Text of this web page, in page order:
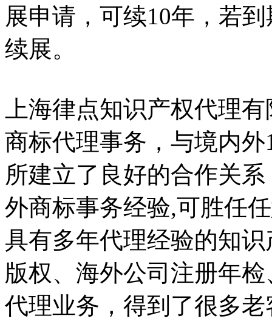
展申请，可续10年，若
续展。
上海律点知识产权代理
商标代理事务，与境内外
所建立了良好的合作关
外商标事务经验,可胜任
具有多年代理经验的知
版权、海外公司注册年
代理业务， 得到了很多